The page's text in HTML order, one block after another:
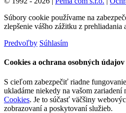
Súbory cookie používame na
zlepšenie vášho zážitku z prehliadania
Predvoľby Súhlasím
Cookies a ochrana osobných údajov
S cieľom zabezpečiť riadne
ukladáme niekedy na vašom zariadení
Cookies. Je to súčasť väčšiny
zobrazovaní a poskytovaní služieb.